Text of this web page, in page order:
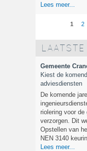
Lees meer...
1 2
LAATSTE
Gemeente
Kiest de
adviesdiensten
De komende
riolering voor de
verzorgen. Dit
Opstellen van
NEN 3140
Lees meer...